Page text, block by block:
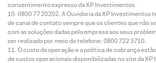
consentimento expresso da XP Investimentos.
0800 77 20202. A Ouvidoria da XP Investimentos
de canal de contato sempre que os clientes que não
com as soluções dadas pela empresa aos seus
ser realizado por meio do telefone: 0800 722 3710.
O custo da operação e a política de cobrança
de custos operacionais disponibilizadas no site da